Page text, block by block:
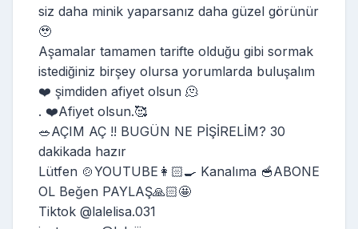
siz daha minik yaparsanız daha güzel görünür
🥹
Aşamalar tamamen tarifte olduğu gibi sormak
istediğiniz birşey olursa yorumlarda buluşalım
❤️ şimdiden afiyet olsun 🫠
. ❤️Afiyet olsun.🥰
🥗AÇIM AÇ !! BUGÜN NE PİŞİRELİM? 30
dakikada hazır
Lütfen 🍲YOUTUBE👩🏻‍🍳 Kanalıma 🥣ABONE
OL Beğen PAYLAŞ🙏🏻🤩
Tiktok @lalelisa.031